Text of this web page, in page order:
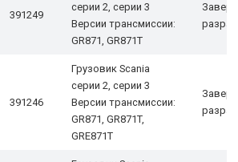
391249
серии 2, серии 3
Версии трансмиссии:
GR871, GR871T
391246
Грузовик Scania
серии 2, серии 3
Версии трансмиссии:
GR871, GR871T,
GRE871T